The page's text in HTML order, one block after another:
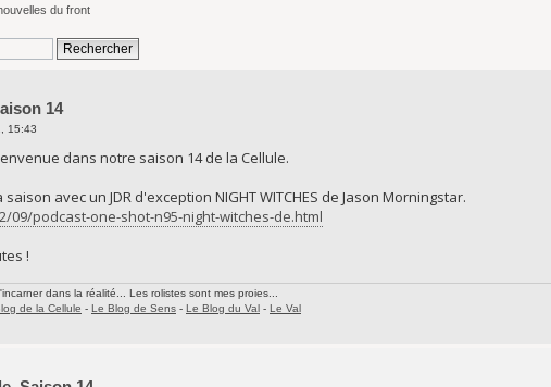
du front
14
15:43
dans notre saison 14 de la Cellule.
avec un JDR d'exception NIGHT WITCHES de Jason Morningstar.
09/podcast-one-shot-n95-night-witches-de.html
!
dans la réalité... Les rolistes sont mes proies...
de la Cellule - Le Blog de Sens - Le Blog du Val - Le Val